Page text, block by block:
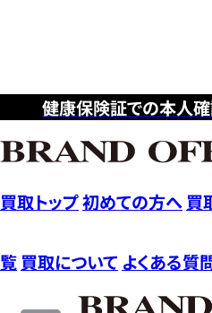
健康保険証での本人
買取トップ初めての方へ 買
覧 買取について よくある質